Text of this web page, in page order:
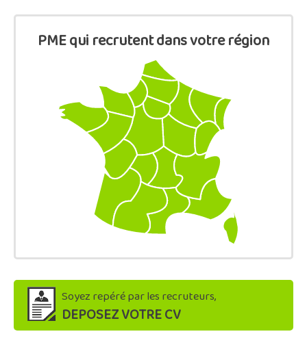
PME qui recrutent dans votre région
Soyez repéré par les recruteurs,
DEPOSEZ VOTRE CV